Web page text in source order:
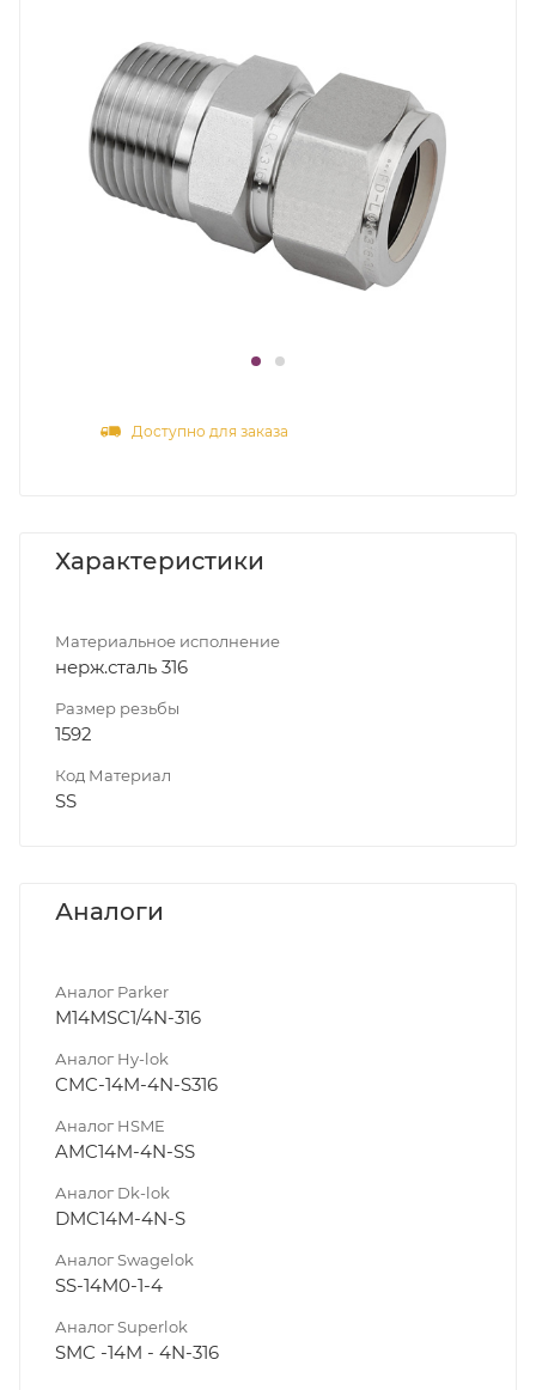
Доступно для заказа
Характеристики
Материальное исполнение
нерж.сталь 316
Размер резьбы
1592
Код Материал
SS
Аналоги
Аналог Parker
M14MSC1/4N-316
Аналог Hy-lok
CMC-14M-4N-S316
Аналог HSME
AMC14M-4N-SS
Аналог Dk-lok
DMC14M-4N-S
Аналог Swagelok
SS-14M0-1-4
Аналог Superlok
SMC -14M - 4N-316